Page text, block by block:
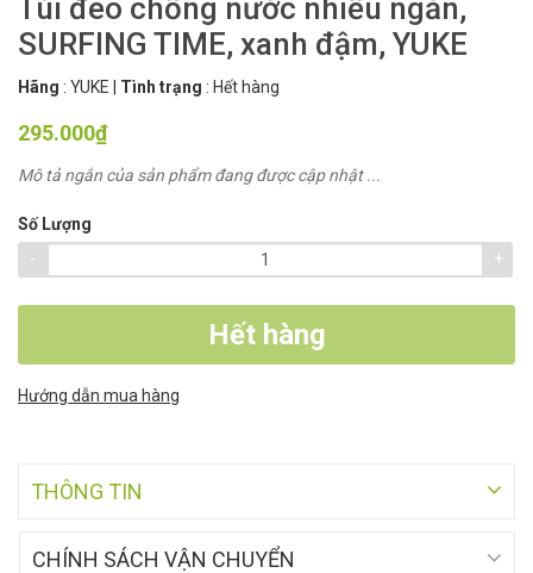
Túi đeo chống nước nhiều ngăn,
SURFING TIME, xanh đậm, YUKE
Hãng : YUKE Tình trạng : Hết hàng
295.000₫
Mô tả ngắn của sản phẩm đang được cập nhật ...
Số Lượng
-
+
Hết hàng
Hướng dẫn mua hàng
THÔNG TIN
CHÍNH SÁCH VẬN CHUYỂN